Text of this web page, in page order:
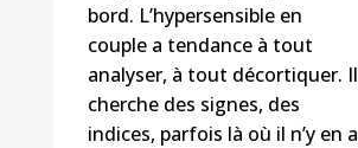
bord. L’hypersensible en
couple a tendance à tout
analyser, à tout décortiquer. Il
cherche des signes, des
indices, parfois là où il n’y en a